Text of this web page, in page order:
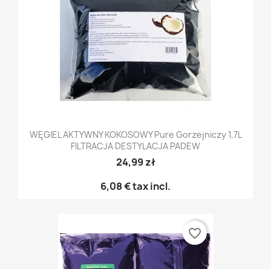
WĘGIEL AKTYWNY KOKOSOWY Pure Gorzejniczy 1,7L
FILTRACJA DESTYLACJA PADEW
24,99 zł
6,08 €tax incl.
favorite_border